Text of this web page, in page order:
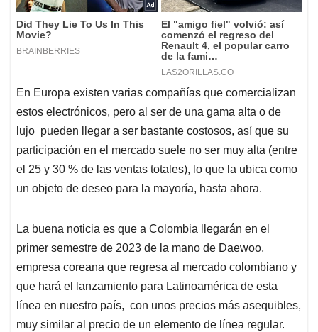
En Europa existen varias compañías que comercializan
estos electrónicos, pero al ser de una gama alta o de
lujo pueden llegar a ser bastante costosos, así que su
participación en el mercado suele no ser muy alta (entre
el 25 y 30 % de las ventas totales), lo que la ubica como
un objeto de deseo para la mayoría, hasta ahora.
La buena noticia es que a Colombia llegarán en el
primer semestre de 2023 de la mano de Daewoo,
empresa coreana que regresa al mercado colombiano y
que hará el lanzamiento para Latinoamérica de esta
línea en nuestro país, con unos precios más asequibles,
muy similar al precio de un elemento de línea regular.